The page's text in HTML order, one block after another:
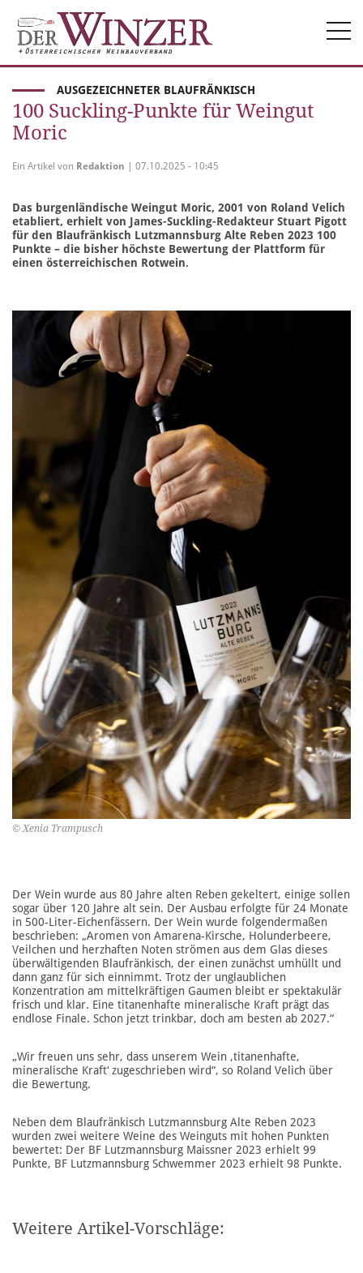
AUSGEZEICHNETER BLAUFRÄNKISCH
100 Suckling-Punkte für Weingut
Moric
Ein Artikel von Redaktion | 07.10.2025 - 10:45
Das burgenländische Weingut Moric, 2001 von Roland Velich
etabliert, erhielt von James-Suckling-Redakteur Stuart Pigott
für den Blaufränkisch Lutzmannsburg Alte Reben 2023 100
Punkte – die bisher höchste Bewertung der Plattform für
einen österreichischen Rotwein.
© Xenia Trampusch
Der Wein wurde aus 80 Jahre alten Reben gekeltert, einige sollen
sogar über 120 Jahre alt sein. Der Ausbau erfolgte für 24 Monate
in 500-Liter-Eichenfässern. Der Wein wurde folgendermaßen
beschrieben: „Aromen von Amarena-Kirsche, Holunderbeere,
Veilchen und herzhaften Noten strömen aus dem Glas dieses
überwältigenden Blaufränkisch, der einen zunächst umhüllt und
dann ganz für sich einnimmt. Trotz der unglaublichen
Konzentration am mittelkräftigen Gaumen bleibt er spektakulär
frisch und klar. Eine titanenhafte mineralische Kraft prägt das
endlose Finale. Schon jetzt trinkbar, doch am besten ab 2027.“
„Wir freuen uns sehr, dass unserem Wein ,titanenhafte,
mineralische Kraft‘ zugeschrieben wird“, so Roland Velich über
die Bewertung.
Neben dem Blaufränkisch Lutzmannsburg Alte Reben 2023
wurden zwei weitere Weine des Weinguts mit hohen Punkten
bewertet: Der BF Lutzmannsburg Maissner 2023 erhielt 99
Punkte, BF Lutzmannsburg Schwemmer 2023 erhielt 98 Punkte.
Weitere Artikel-Vorschläge: